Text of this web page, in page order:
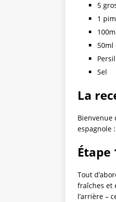
5
1
50ml
Sel
La
Bienvenue
espagnole
Étape
Tout
fraîches et
l’arrière –